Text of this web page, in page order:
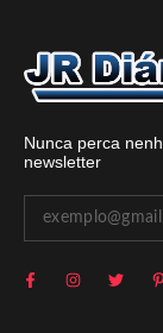
Nunca perca
newsletter